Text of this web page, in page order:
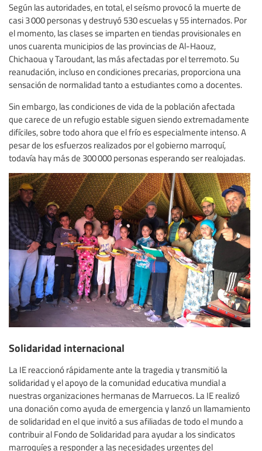
Según las autoridades, en total, el seísmo provocó la muerte de
casi 3 000 personas y destruyó 530 escuelas y 55 internados. Por
el momento, las clases se imparten en tiendas provisionales en
unos cuarenta municipios de las provincias de Al-Haouz,
Chichaoua y Taroudant, las más afectadas por el terremoto. Su
reanudación, incluso en condiciones precarias, proporciona una
sensación de normalidad tanto a estudiantes como a docentes.
Sin embargo, las condiciones de vida de la población afectada
que carece de un refugio estable siguen siendo extremadamente
difíciles, sobre todo ahora que el frío es especialmente intenso. A
pesar de los esfuerzos realizados por el gobierno marroquí,
todavía hay más de 300 000 personas esperando ser realojadas.
Solidaridad internacional
La IE reaccionó rápidamente ante la tragedia y transmitió la
solidaridad y el apoyo de la comunidad educativa mundial a
nuestras organizaciones hermanas de Marruecos. La IE realizó
una donación como ayuda de emergencia y lanzó un llamamiento
de solidaridad en el que invitó a sus afiliadas de todo el mundo a
contribuir al Fondo de Solidaridad para ayudar a los sindicatos
marroquíes a responder a las necesidades urgentes del